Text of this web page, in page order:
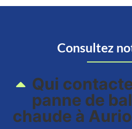
Consultez
Qui
panne de
chaude à